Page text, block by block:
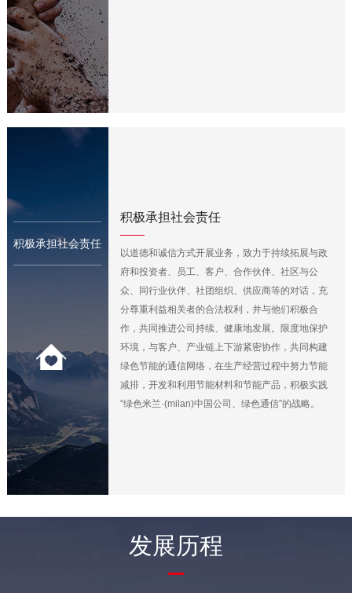
积极承担社会责任
积极承担社会责任
以道德和诚信方式开展业务，致力于持续拓展与政
府和投资者、员工、客户、合作伙伴、社区与公
众、同行业伙伴、社团组织、供应商等的对话，充
分尊重利益相关者的合法权利，并与他们积极合
作，共同推进公司持续、健康地发展。限度地保护
环境，与客户、产业链上下游紧密协作，共同构建
绿色节能的通信网络，在生产经营过程中努力节能
减排，开发和利用节能材料和节能产品，积极实践
“绿色米兰·(milan)中国公司、绿色通信”的战略。
发展历程